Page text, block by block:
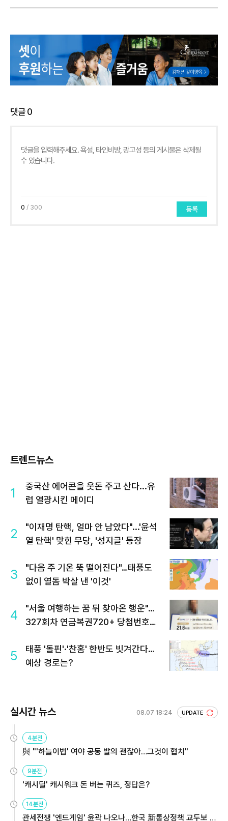
댓글0
0 / 300 등록
트렌드뉴스
1
중국산 에어콘을 웃돈 주고 산다...유
럽 열광시킨 메이디
2
"이재명 탄핵, 얼마 안 남았다"...'윤석
열 탄핵' 맞힌 무당, '성지글' 등장
3
"다음 주 기온 뚝 떨어진다"…태풍도
없이 열돔 박살 낸 '이것'
4
"서울 여행하는 꿈 뒤 찾아온 행운"…
327회차 연금복권720+ 당첨번호조
5
태풍 '돌핀'·'찬홈' 한반도 빗겨간다…
예상 경로는?
실시간 뉴스 08.07 18:24 UPDATE
4분전
與 "'하늘이법' 여야 공동 발의 괜찮아…그것이 협치"
9분전
'캐시딜' 캐시워크 돈 버는 퀴즈, 정답은?
14분전
관세전쟁 '엔드게임' 윤곽 나오나…한국 新통상정책 교두보 활